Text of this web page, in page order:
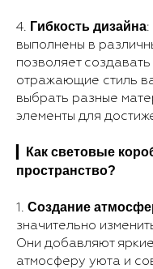
4. Гибкость дизайна:
выполнены в
позволяет
отражающие стиль
выбрать разные
элементы для
Как световые
пространство?
1. Создание
значительно
Они добавляют
атмосферу уюта и